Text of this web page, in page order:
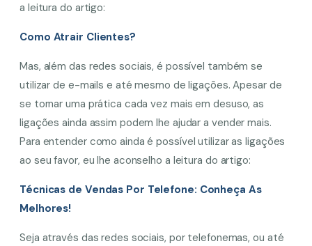
a leitura do artigo:
Como Atrair Clientes?
Mas, além das redes sociais, é possível também se
utilizar de e-mails e até mesmo de ligações. Apesar de
se tornar uma prática cada vez mais em desuso, as
ligações ainda assim podem lhe ajudar a vender mais.
Para entender como ainda é possível utilizar as ligações
ao seu favor, eu lhe aconselho a leitura do artigo:
Técnicas de Vendas Por Telefone: Conheça As
Melhores!
Seja através das redes sociais, por telefonemas, ou até